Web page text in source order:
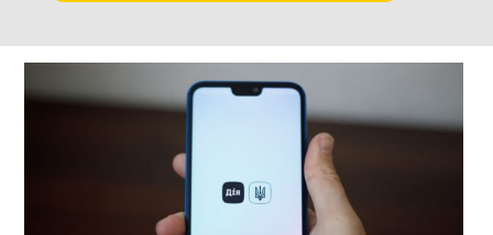
Skip